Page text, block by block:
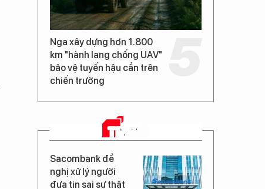
Nga xây dựng hơn 1.800
km "hành lang chống UAV"
bảo vệ tuyến hậu cần trên
chiến trường
TIN MỚI
Sacombank đề
nghị xử lý người
đưa tin sai sự thật